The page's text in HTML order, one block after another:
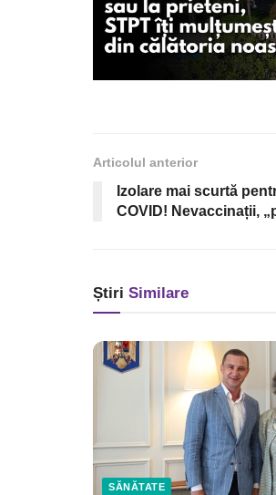
Articolul anterior
Izolare mai scurtă
COVID! Nevaccinații,
Știri Similare
SĂNĂTATE